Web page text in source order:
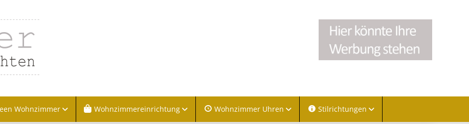
Wohnzimmer Wohnzimmereinrichtung Wohnzimmer Uhren Stilrichtungen